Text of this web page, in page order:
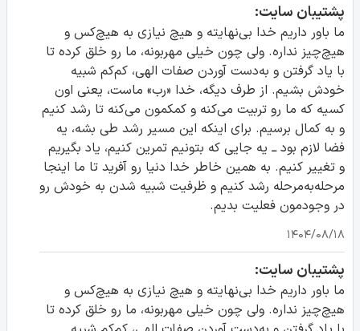
پشتیبان سایت:
ما باور داریم خدا بی‌نهایته و هیچ نیازی به هیچ‌کس و
هیچ‌چیز نداره. ولی چون خیلی مهربونه، ما رو خلق کرده تا
با یاد گرفتن و به‌دست آوردن صفات الهی، کم‌کم شبیه
خودش بشیم. از طرف دیگه، خدا «رب» ماست، یعنی اون
کسیه که ما رو تربیت می‌کنه و کمکمون می‌کنه تا رشد کنیم
و به کمال برسیم. برای اینکه این مسیر رشد طی بشه، یه
فضا لازم بود ــ یه جایی که بتونیم تمرین کنیم، یاد بگیریم
و تغییر کنیم. به همین خاطر خدا دنیا رو آفرید تا ما اینجا
مرحله‌به‌مرحله رشد کنیم و ظرفیت شبیه شدن به خودش رو
در وجودمون فعلیت بدیم.
۱۴۰۴/۰۸/۱۸
پشتیبان سایت:
ما باور داریم خدا بی‌نهایته و هیچ نیازی به هیچ‌کس و
هیچ‌چیز نداره. ولی چون خیلی مهربونه، ما رو خلق کرده تا